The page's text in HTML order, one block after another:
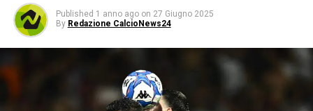
Published 1 anno ago on 27 Giugno 2025
By Redazione CalcioNews24